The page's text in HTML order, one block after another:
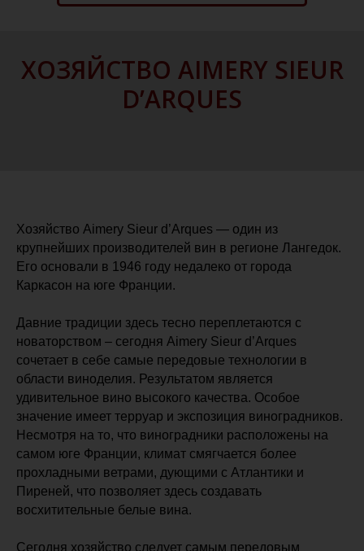
ХОЗЯЙСТВО AIMERY SIEUR
D’ARQUES
Хозяйство Aimery Sieur d’Arques — один из
крупнейших производителей вин в регионе Лангедок.
Его основали в 1946 году недалеко от города
Каркасон на юге Франции.
Давние традиции здесь тесно переплетаются с
новаторством – сегодня Aimery Sieur d’Arques
сочетает в себе самые передовые технологии в
области виноделия. Результатом является
удивительное вино высокого качества. Особое
значение имеет терруар и экспозиция виноградников.
Несмотря на то, что виноградники расположены на
самом юге Франции, климат смягчается более
прохладными ветрами, дующими с Атлантики и
Пиреней, что позволяет здесь создавать
восхитительные белые вина.
Сегодня хозяйство следует самым передовым